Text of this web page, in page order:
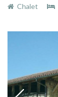
Chalet